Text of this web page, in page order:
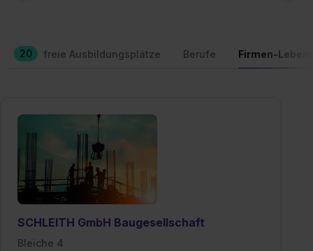
20 freie Ausbildungsplätze Berufe Firmen-
SCHLEITH GmbH Baugesellschaft
Bleiche 4